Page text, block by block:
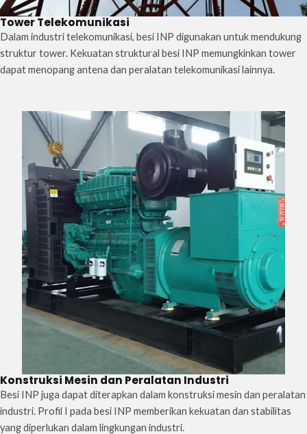
Tower Telekomunikasi
Dalam industri telekomunikasi, besi INP digunakan untuk mendukung
struktur tower. Kekuatan struktural besi INP memungkinkan tower
dapat menopang antena dan peralatan telekomunikasi lainnya.
Konstruksi Mesin dan Peralatan Industri
Besi INP juga dapat diterapkan dalam konstruksi mesin dan peralatan
industri. Profil I pada besi INP memberikan kekuatan dan stabilitas
yang diperlukan dalam lingkungan industri.